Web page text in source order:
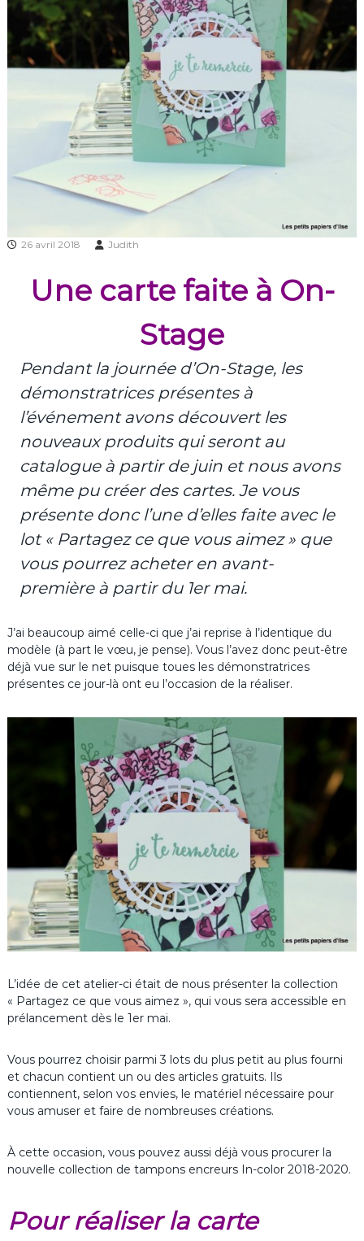
26 avril 2018 Judith
Une carte faite à On-
Stage
Pendant la journée d’On-Stage, les
démonstratrices présentes à
l’événement avons découvert les
nouveaux produits qui seront au
catalogue à partir de juin et nous avons
même pu créer des cartes. Je vous
présente donc l’une d’elles faite avec le
lot « Partagez ce que vous aimez » que
vous pourrez acheter en avant-
première à partir du 1er mai.
J’ai beaucoup aimé celle-ci que j’ai reprise à l’identique du
modèle (à part le vœu, je pense). Vous l’avez donc peut-être
déjà vue sur le net puisque toues les démonstratrices
présentes ce jour-là ont eu l’occasion de la réaliser.
L’idée de cet atelier-ci était de nous présenter la collection
« Partagez ce que vous aimez », qui vous sera accessible en
prélancement dès le 1er mai.
Vous pourrez choisir parmi 3 lots du plus petit au plus fourni
et chacun contient un ou des articles gratuits. Ils
contiennent, selon vos envies, le matériel nécessaire pour
vous amuser et faire de nombreuses créations.
À cette occasion, vous pouvez aussi déjà vous procurer la
nouvelle collection de tampons encreurs In-color 2018-2020.
Pour réaliser la carte